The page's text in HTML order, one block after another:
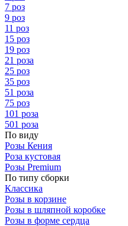
7 роз
9 роз
11 роз
15 роз
19 роз
21 роза
25 роз
35 роз
51 роза
75 роз
101 роза
501 роза
По виду
Розы Кения
Роза кустовая
Розы Premium
По типу сборки
Классика
Розы в корзине
Розы в шляпной коробке
Розы в форме сердца